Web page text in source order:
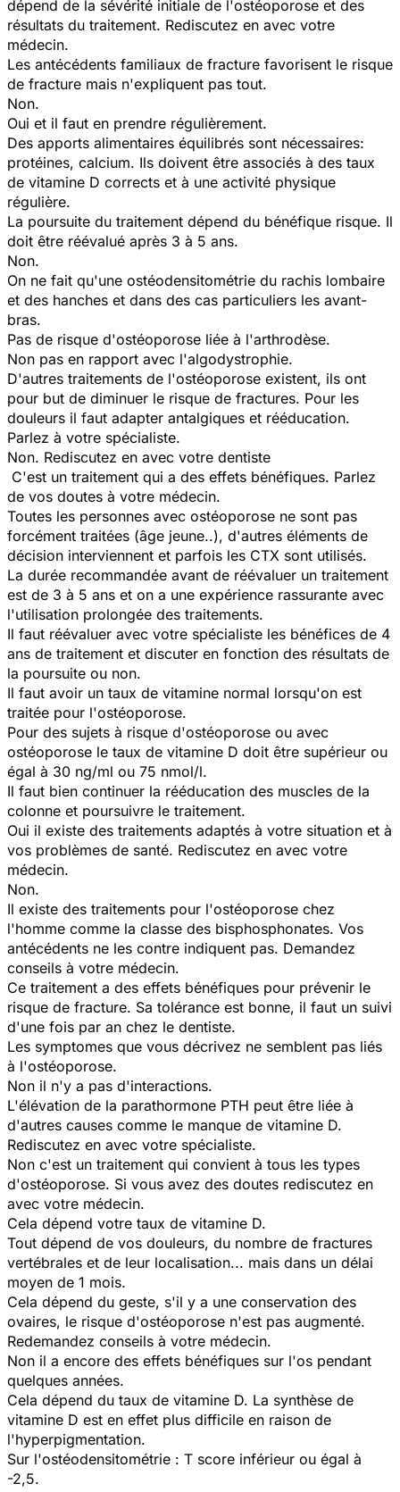
dépend de la sévérité initiale de l'ostéoporose et des
résultats du traitement. Rediscutez en avec votre
médecin.
Les antécédents familiaux de fracture favorisent le risque
de fracture mais n'expliquent pas tout.
Non.
Oui et il faut en prendre régulièrement.
Des apports alimentaires équilibrés sont nécessaires:
protéines, calcium. Ils doivent être associés à des taux
de vitamine D corrects et à une activité physique
régulière.
La poursuite du traitement dépend du bénéfique risque. Il
doit être réévalué après 3 à 5 ans.
Non.
On ne fait qu'une ostéodensitométrie du rachis lombaire
et des hanches et dans des cas particuliers les avant-
bras.
Pas de risque d'ostéoporose liée à l'arthrodèse.
Non pas en rapport avec l'algodystrophie.
D'autres traitements de l'ostéoporose existent, ils ont
pour but de diminuer le risque de fractures. Pour les
douleurs il faut adapter antalgiques et rééducation.
Parlez à votre spécialiste.
Non. Rediscutez en avec votre dentiste
C'est un traitement qui a des effets bénéfiques. Parlez
de vos doutes à votre médecin.
Toutes les personnes avec ostéoporose ne sont pas
forcément traitées (âge jeune..), d'autres éléments de
décision interviennent et parfois les CTX sont utilisés.
La durée recommandée avant de réévaluer un traitement
est de 3 à 5 ans et on a une expérience rassurante avec
l'utilisation prolongée des traitements.
Il faut réévaluer avec votre spécialiste les bénéfices de 4
ans de traitement et discuter en fonction des résultats de
la poursuite ou non.
Il faut avoir un taux de vitamine normal lorsqu'on est
traitée pour l'ostéoporose.
Pour des sujets à risque d'ostéoporose ou avec
ostéoporose le taux de vitamine D doit être supérieur ou
égal à 30 ng/ml ou 75 nmol/l.
Il faut bien continuer la rééducation des muscles de la
colonne et poursuivre le traitement.
Oui il existe des traitements adaptés à votre situation et à
vos problèmes de santé. Rediscutez en avec votre
médecin.
Non.
Il existe des traitements pour l'ostéoporose chez
l'homme comme la classe des bisphosphonates. Vos
antécédents ne les contre indiquent pas. Demandez
conseils à votre médecin.
Ce traitement a des effets bénéfiques pour prévenir le
risque de fracture. Sa tolérance est bonne, il faut un suivi
d'une fois par an chez le dentiste.
Les symptomes que vous décrivez ne semblent pas liés
à l'ostéoporose.
Non il n'y a pas d'interactions.
L'élévation de la parathormone PTH peut être liée à
d'autres causes comme le manque de vitamine D.
Rediscutez en avec votre spécialiste.
Non c'est un traitement qui convient à tous les types
d'ostéoporose. Si vous avez des doutes rediscutez en
avec votre médecin.
Cela dépend votre taux de vitamine D.
Tout dépend de vos douleurs, du nombre de fractures
vertébrales et de leur localisation... mais dans un délai
moyen de 1 mois.
Cela dépend du geste, s'il y a une conservation des
ovaires, le risque d'ostéoporose n'est pas augmenté.
Redemandez conseils à votre médecin.
Non il a encore des effets bénéfiques sur l'os pendant
quelques années.
Cela dépend du taux de vitamine D. La synthèse de
vitamine D est en effet plus difficile en raison de
l'hyperpigmentation.
Sur l'ostéodensitométrie : T score inférieur ou égal à
-2,5.